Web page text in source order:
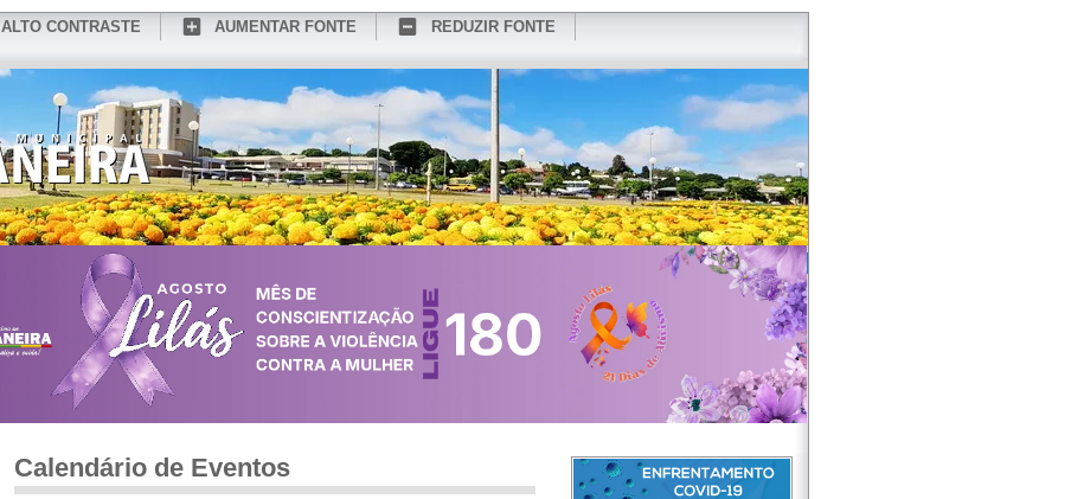
ALTO CONTRASTE AUMENTAR FONTE
REDUZIR FONTE
CONHEÇA MEDIANEIRA REDES SOCIAIS WEBMAIL
Calendário de Eventos